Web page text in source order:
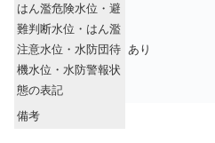
はん濫危険水位・避
難判断水位・はん濫
注意水位・水防団待
機水位・水防警報状
態の表記
あり
備考